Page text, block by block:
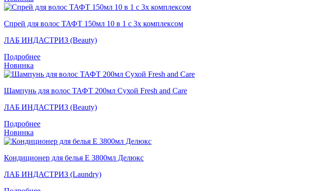
Спрей для волос ТАФТ 150мл 10 в 1 с 3х комплексом
ЛАБ ИНДАСТРИЗ (Beauty)
Подробнее
Новинка
Шампунь для волос ТАФТ 200мл Сухой Fresh and Care
ЛАБ ИНДАСТРИЗ (Beauty)
Подробнее
Новинка
Кондиционер для белья Е 3800мл Делюкс
ЛАБ ИНДАСТРИЗ (Laundry)